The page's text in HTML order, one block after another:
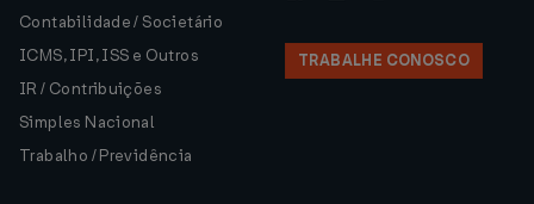
Contabilidade / Societário
ICMS, IPI, ISS e Outros
IR / Contribuições
Simples Nacional
Trabalho / Previdência
TRABALHE CONOSCO